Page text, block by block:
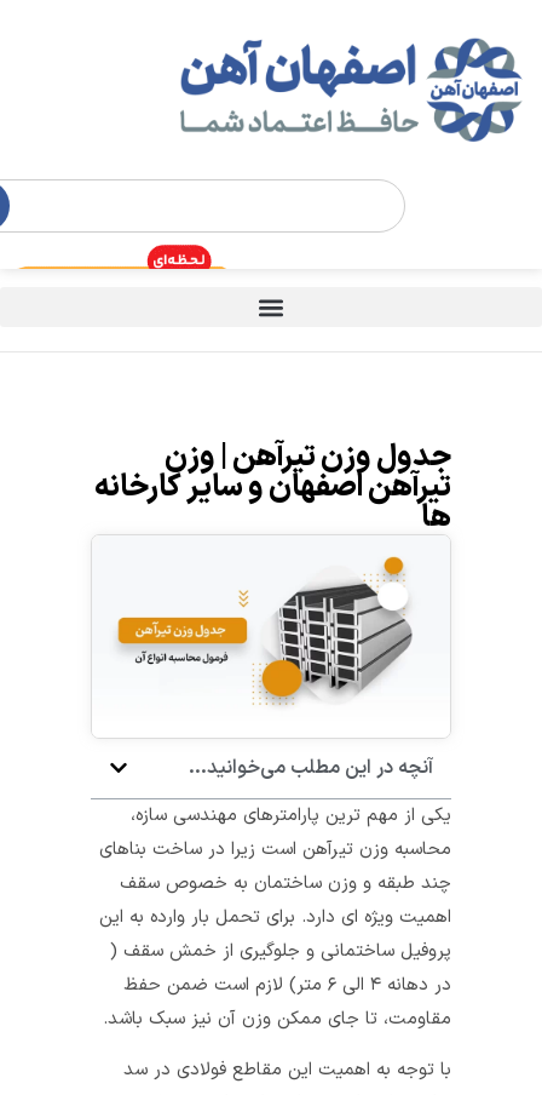
جدول وزن تیرآهن | وزن
تیرآهن اصفهان و سایر کارخانه
آنچه در این مطلب می‌خوانید...
یکی از مهم‌ ترین پارامترهای مهندسی سازه،
محاسبه وزن تیرآهن است زیرا در ساخت بناهای
چند طبقه و وزن ساختمان به‌ خصوص سقف
اهمیت ویژه‌ ای دارد. برای تحمل بار وارده به این
پروفیل ساختمانی و جلوگیری از خمش سقف (
در دهانه ۴ الی ۶ متر) لازم است ضمن حفظ
مقاومت، تا جای ممکن وزن آن نیز سبک باشد.
با توجه به اهمیت این مقاطع فولادی در سد